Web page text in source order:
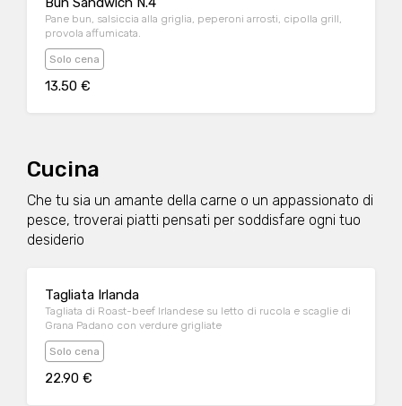
Pane bun, salsiccia alla griglia, peperoni arrosti, cipolla grill,
provola affumicata.
Solo cena
13.50 €
Cucina
Che tu sia un amante della carne o un appassionato di
pesce, troverai piatti pensati per soddisfare ogni tuo
desiderio
Tagliata Irlanda
Tagliata di Roast-beef Irlandese su letto di rucola e scaglie di
Grana Padano con verdure grigliate
Solo cena
22.90 €